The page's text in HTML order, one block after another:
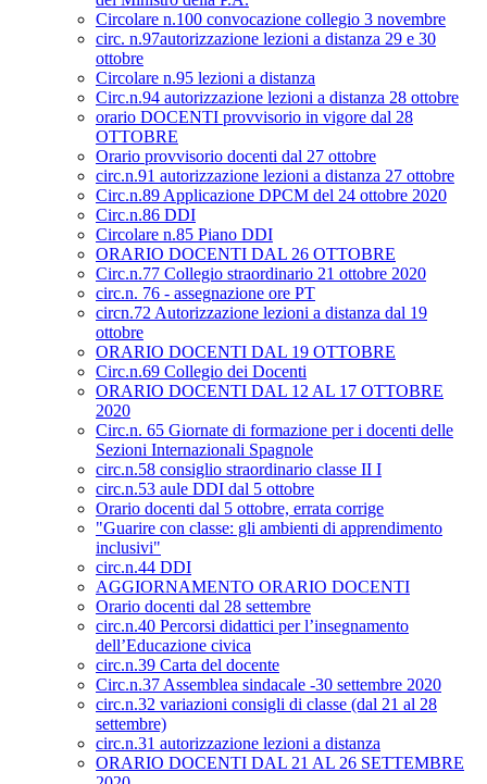
Circolare n.100 convocazione collegio 3 novembre
circ. n.97autorizzazione lezioni a distanza 29 e 30
ottobre
Circolare n.95 lezioni a distanza
Circ.n.94 autorizzazione lezioni a distanza 28 ottobre
orario DOCENTI provvisorio in vigore dal 28
OTTOBRE
Orario provvisorio docenti dal 27 ottobre
circ.n.91 autorizzazione lezioni a distanza 27 ottobre
Circ.n.89 Applicazione DPCM del 24 ottobre 2020
Circ.n.86 DDI
Circolare n.85 Piano DDI
ORARIO DOCENTI DAL 26 OTTOBRE
Circ.n.77 Collegio straordinario 21 ottobre 2020
circ.n. 76 - assegnazione ore PT
circn.72 Autorizzazione lezioni a distanza dal 19
ottobre
ORARIO DOCENTI DAL 19 OTTOBRE
Circ.n.69 Collegio dei Docenti
ORARIO DOCENTI DAL 12 AL 17 OTTOBRE
2020
Circ.n. 65 Giornate di formazione per i docenti delle
Sezioni Internazionali Spagnole
circ.n.58 consiglio straordinario classe II I
circ.n.53 aule DDI dal 5 ottobre
Orario docenti dal 5 ottobre, errata corrige
"Guarire con classe: gli ambienti di apprendimento
inclusivi"
circ.n.44 DDI
AGGIORNAMENTO ORARIO DOCENTI
Orario docenti dal 28 settembre
circ.n.40 Percorsi didattici per l’insegnamento
dell’Educazione civica
circ.n.39 Carta del docente
Circ.n.37 Assemblea sindacale -30 settembre 2020
circ.n.32 variazioni consigli di classe (dal 21 al 28
settembre)
circ.n.31 autorizzazione lezioni a distanza
ORARIO DOCENTI DAL 21 AL 26 SETTEMBRE